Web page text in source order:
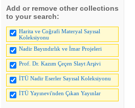
Add or remove other collections
to your search:
Harita ve Coğrafi Materyal Sayısal
Koleksiyonu
Nadir Bayındırlık ve İmar Projeleri
Prof. Dr. Kazım Çeçen Slayt Arşivi
İTÜ Nadir Eserler Sayısal Koleksiyonu
İTÜ Yayınevi'nden Çıkan Yayınlar